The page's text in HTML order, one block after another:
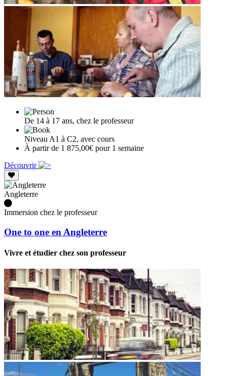
De 14 à 17 ans, chez le professeur
Niveau A1 à C2, avec cours
À partir de 1 875,00€ pour 1 semaine
Découvrir
Angleterre
Immersion chez le professeur
One to one en Angleterre
Vivre et étudier chez son professeur